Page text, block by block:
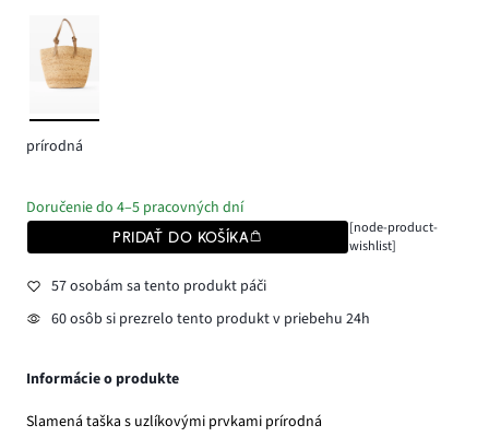
prírodná
Doručenie do 4–5 pracovných dní
PRIDAŤ DO KOŠÍKA
[node-product-
wishlist]
57 osobám sa tento produkt páči
60 osôb si prezrelo tento produkt v priebehu 24h
Informácie o produkte
Slamená taška s uzlíkovými prvkami prírodná